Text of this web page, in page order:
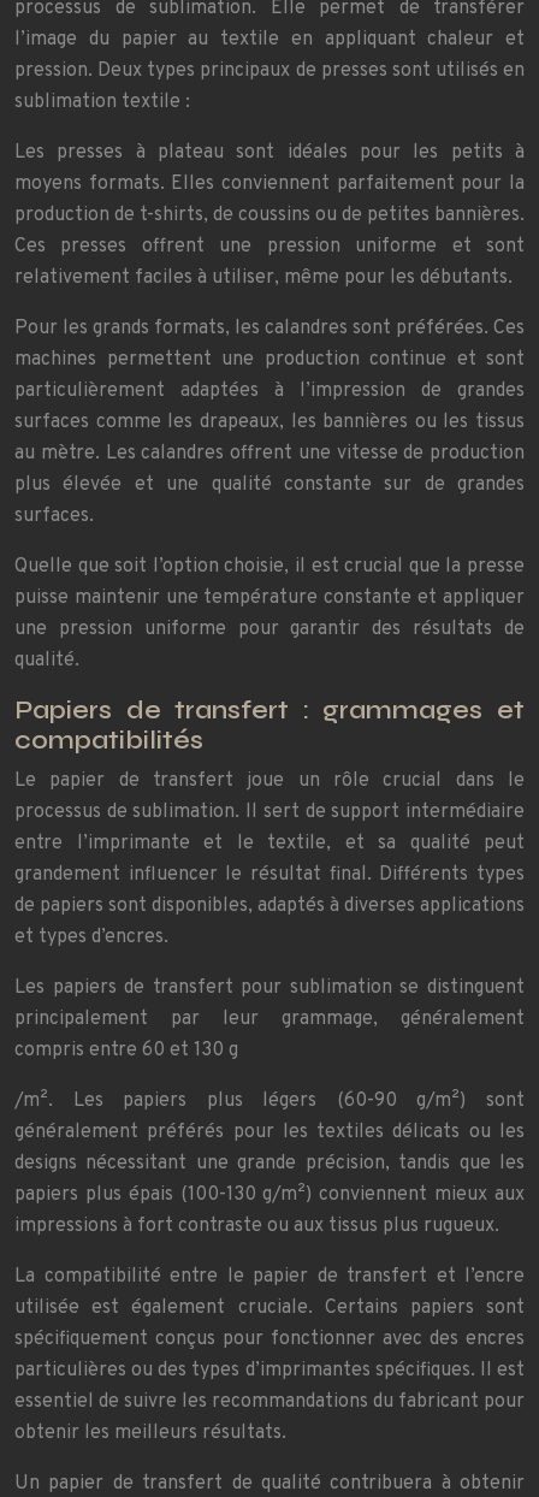
processus de sublimation. Elle permet de transférer
l’image du papier au textile en appliquant chaleur et
pression. Deux types principaux de presses sont utilisés en
sublimation textile :
Les presses à plateau sont idéales pour les petits à
moyens formats. Elles conviennent parfaitement pour la
production de t-shirts, de coussins ou de petites bannières.
Ces presses offrent une pression uniforme et sont
relativement faciles à utiliser, même pour les débutants.
Pour les grands formats, les calandres sont préférées. Ces
machines permettent une production continue et sont
particulièrement adaptées à l’impression de grandes
surfaces comme les drapeaux, les bannières ou les tissus
au mètre. Les calandres offrent une vitesse de production
plus élevée et une qualité constante sur de grandes
surfaces.
Quelle que soit l’option choisie, il est crucial que la presse
puisse maintenir une température constante et appliquer
une pression uniforme pour garantir des résultats de
qualité.
Papiers de transfert : grammages et
compatibilités
Le papier de transfert joue un rôle crucial dans le
processus de sublimation. Il sert de support intermédiaire
entre l’imprimante et le textile, et sa qualité peut
grandement influencer le résultat final. Différents types
de papiers sont disponibles, adaptés à diverses applications
et types d’encres.
Les papiers de transfert pour sublimation se distinguent
principalement par leur grammage, généralement
compris entre 60 et 130 g
/m². Les papiers plus légers (60-90 g/m²) sont
généralement préférés pour les textiles délicats ou les
designs nécessitant une grande précision, tandis que les
papiers plus épais (100-130 g/m²) conviennent mieux aux
impressions à fort contraste ou aux tissus plus rugueux.
La compatibilité entre le papier de transfert et l’encre
utilisée est également cruciale. Certains papiers sont
spécifiquement conçus pour fonctionner avec des encres
particulières ou des types d’imprimantes spécifiques. Il est
essentiel de suivre les recommandations du fabricant pour
obtenir les meilleurs résultats.
Un papier de transfert de qualité contribuera à obtenir